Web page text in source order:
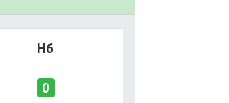
H6
0